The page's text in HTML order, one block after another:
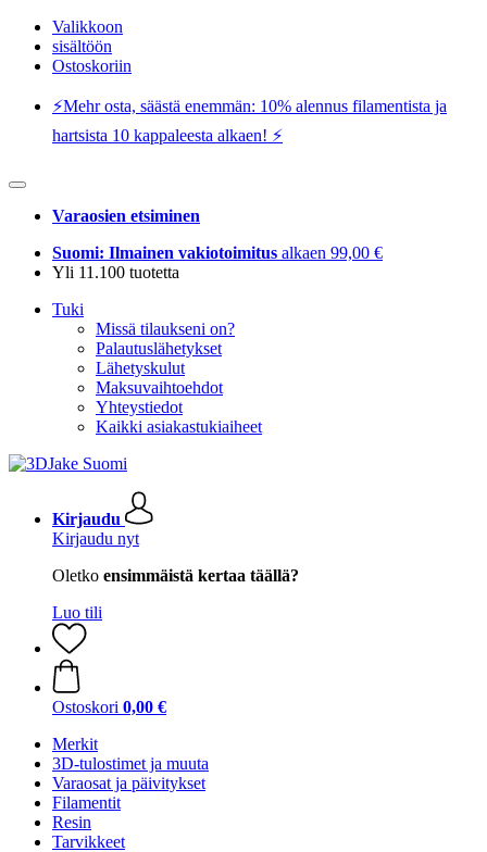
Valikkoon
sisältöön
Ostoskoriin
⚡️Mehr osta, säästä enemmän: 10% alennus filamentista ja
hartsista 10 kappaleesta alkaen! ⚡️
Varaosien etsiminen
Suomi: Ilmainen vakiotoimitus alkaen 99,00 €
Yli 11.100 tuotetta
Tuki
Missä tilaukseni on?
Palautuslähetykset
Lähetyskulut
Maksuvaihtoehdot
Yhteystiedot
Kaikki asiakastukiaiheet
Kirjaudu
Kirjaudu nyt
Oletko ensimmäistä kertaa täällä?
Luo tili
Ostoskori 0,00 €
Merkit
3D-tulostimet ja muuta
Varaosat ja päivitykset
Filamentit
Resin
Tarvikkeet